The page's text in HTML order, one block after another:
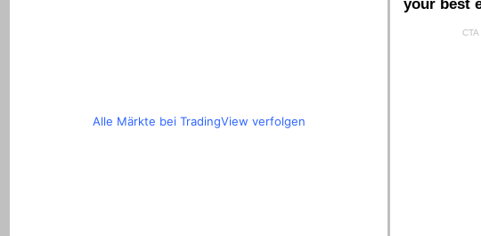
Alle Märkte bei TradingView verfolgen